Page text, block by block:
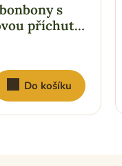
s
příchutí
Do košíku